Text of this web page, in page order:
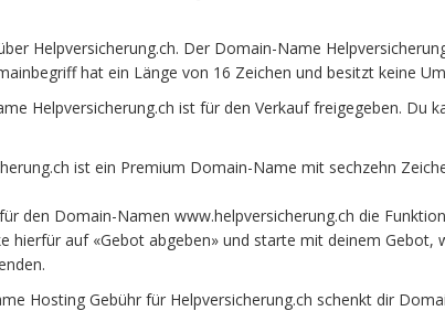
Helpversicherung.ch. Der Domain-Name
hat ein Länge von 16 Zeichen und besitzt keine
Helpversicherung.ch ist für den Verkauf freigegeben.
ist ein Premium Domain-Name mit sechzehn
den Domain-Namen www.helpversicherung.ch die
hierfür auf «Gebot abgeben» und starte mit deinem
Hosting Gebühr für Helpversicherung.ch schenkt dir